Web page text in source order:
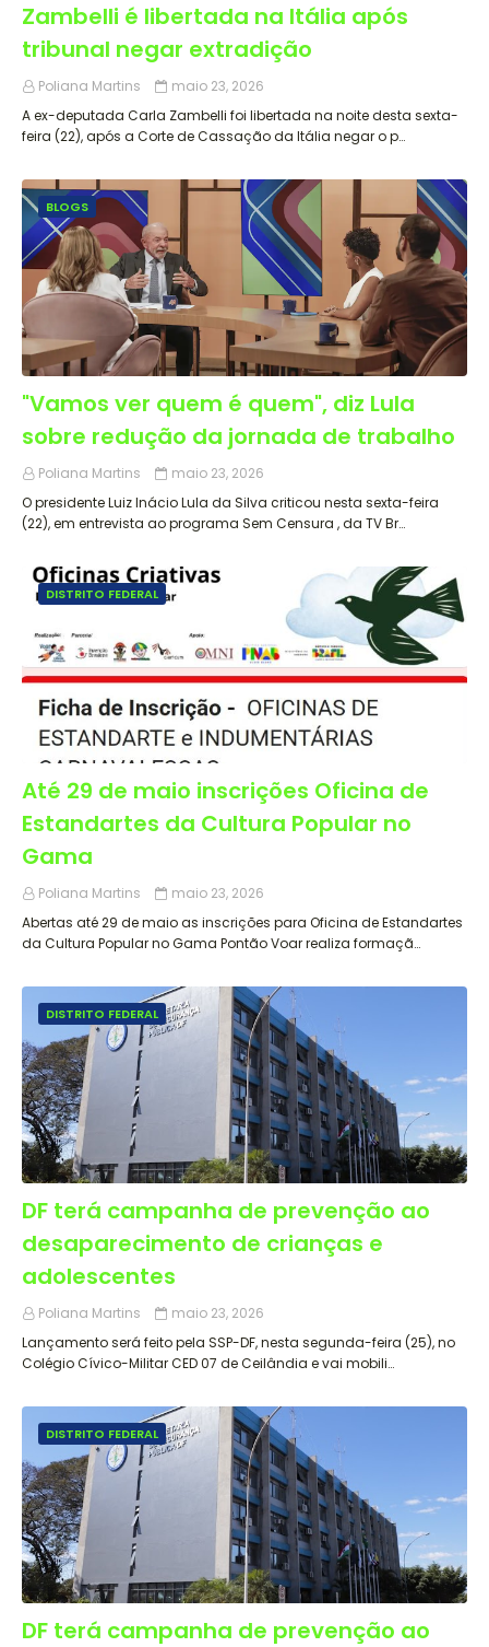
Zambelli é libertada na Itália após
tribunal negar extradição
Poliana Martins
maio 23, 2026
A ex-deputada Carla Zambelli foi libertada na noite desta sexta-
feira (22), após a Corte de Cassação da Itália negar o p…
BLOGS
"Vamos ver quem é quem", diz Lula
sobre redução da jornada de trabalho
Poliana Martins
maio 23, 2026
O presidente Luiz Inácio Lula da Silva criticou nesta sexta-feira
(22), em entrevista ao programa Sem Censura , da TV Br…
DISTRITO FEDERAL
Até 29 de maio inscrições Oficina de
Estandartes da Cultura Popular no
Gama
Poliana Martins
maio 23, 2026
Abertas até 29 de maio as inscrições para Oficina de Estandartes
da Cultura Popular no Gama Pontão Voar realiza formaçã…
DISTRITO FEDERAL
DF terá campanha de prevenção ao
desaparecimento de crianças e
adolescentes
Poliana Martins
maio 23, 2026
Lançamento será feito pela SSP-DF, nesta segunda-feira (25), no
Colégio Cívico-Militar CED 07 de Ceilândia e vai mobili…
DISTRITO FEDERAL
DF terá campanha de prevenção ao